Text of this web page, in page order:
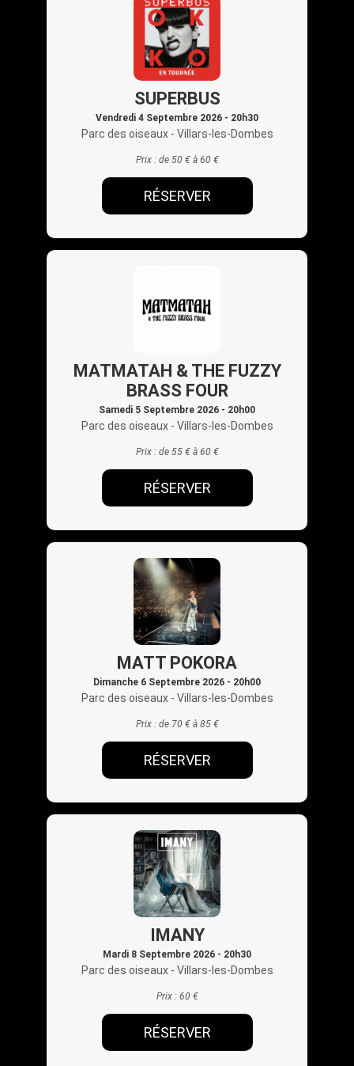
SUPERBUS
Vendredi 4 Septembre 2026 - 20h30
Parc des oiseaux - Villars-les-Dombes
Prix :de 50 € à 60 €
RÉSERVER
MATMATAH & THE FUZZY
BRASS FOUR
Samedi 5 Septembre 2026 - 20h00
Parc des oiseaux - Villars-les-Dombes
Prix :de 55 € à 60 €
RÉSERVER
MATT POKORA
Dimanche 6 Septembre 2026 - 20h00
Parc des oiseaux - Villars-les-Dombes
Prix :de 70 € à 85 €
RÉSERVER
IMANY
Mardi 8 Septembre 2026 - 20h30
Parc des oiseaux - Villars-les-Dombes
Prix :60 €
RÉSERVER